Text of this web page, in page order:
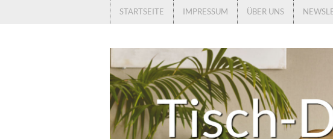
STARTSEITE IMPRESSUM ÜBER UNS